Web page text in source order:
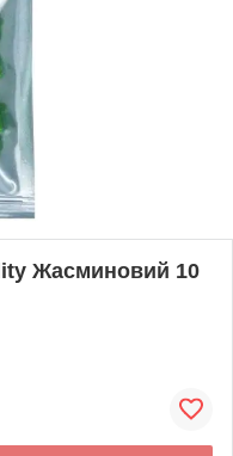
Жасминовий 10